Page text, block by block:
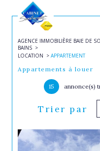
AGENCE IMMOBILIÈRE BAIE DE
BAINS
LOCATION
APPARTEMENT
Appartements à louer
15 annonce(s)
Trier par